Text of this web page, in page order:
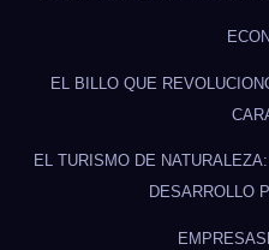
EL BILLO QUE
EL TURISMO DE
DESARROLLO
EMPRESAS